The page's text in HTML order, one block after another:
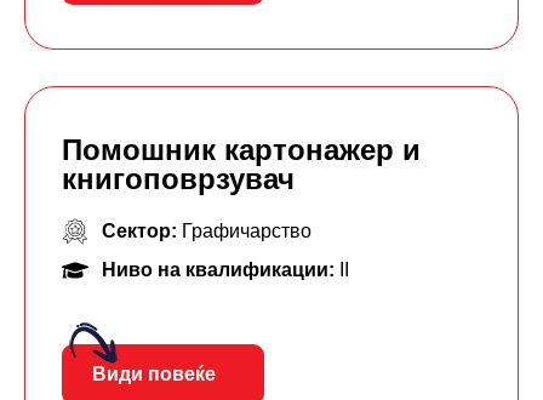
Помошник картонажер и
книгоповрзувач
Сектор: Графичарство
Ниво на квалификации:
Види повеќе